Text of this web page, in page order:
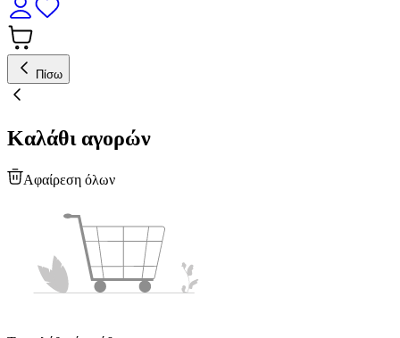
Πίσω
Καλάθι αγορών
Αφαίρεση όλων